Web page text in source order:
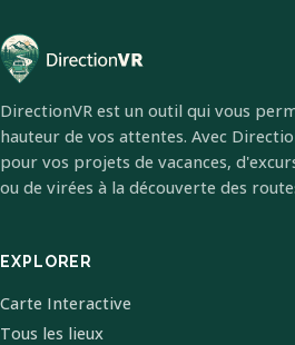
DirectionVR est un outil qui vous
hauteur de vos attentes. Avec
pour vos projets de vacances,
ou de virées à la découverte des
EXPLORER
Carte Interactive
Tous les lieux